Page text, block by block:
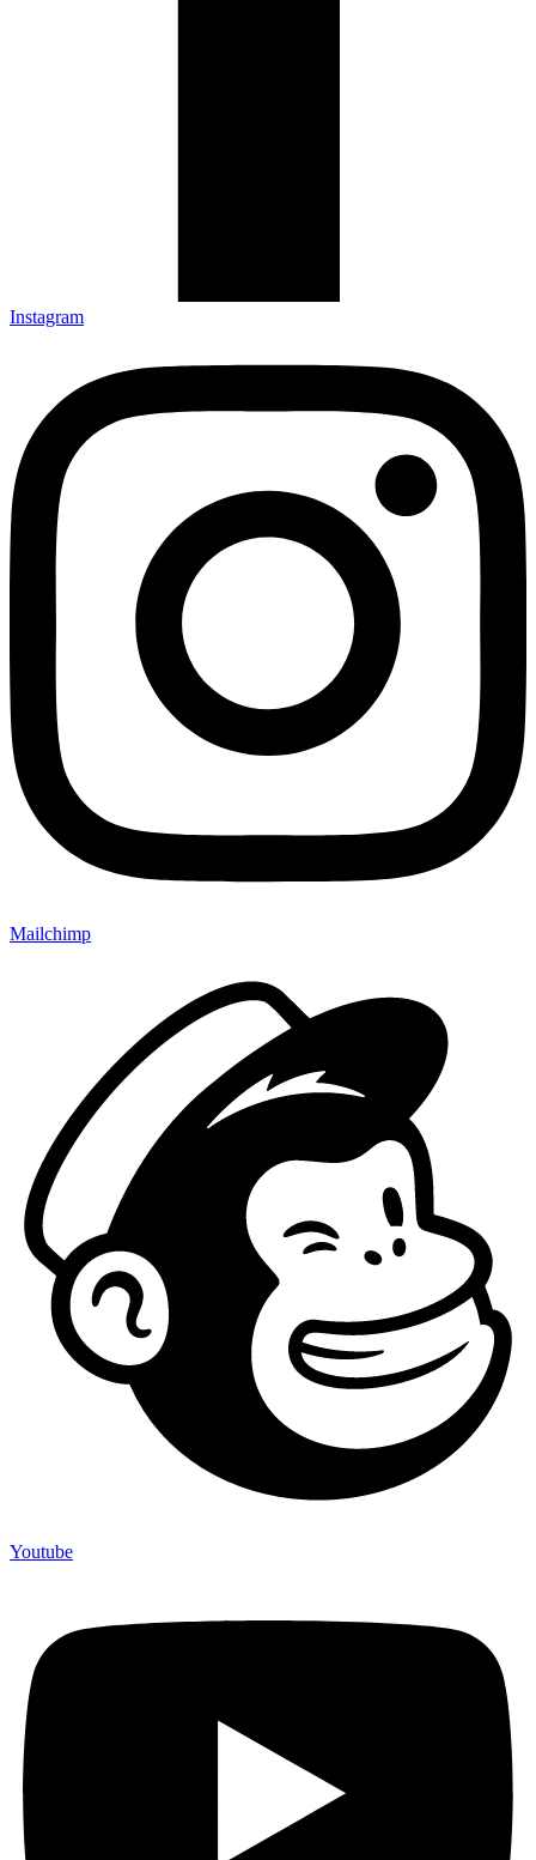
Instagram
Mailchimp
Youtube